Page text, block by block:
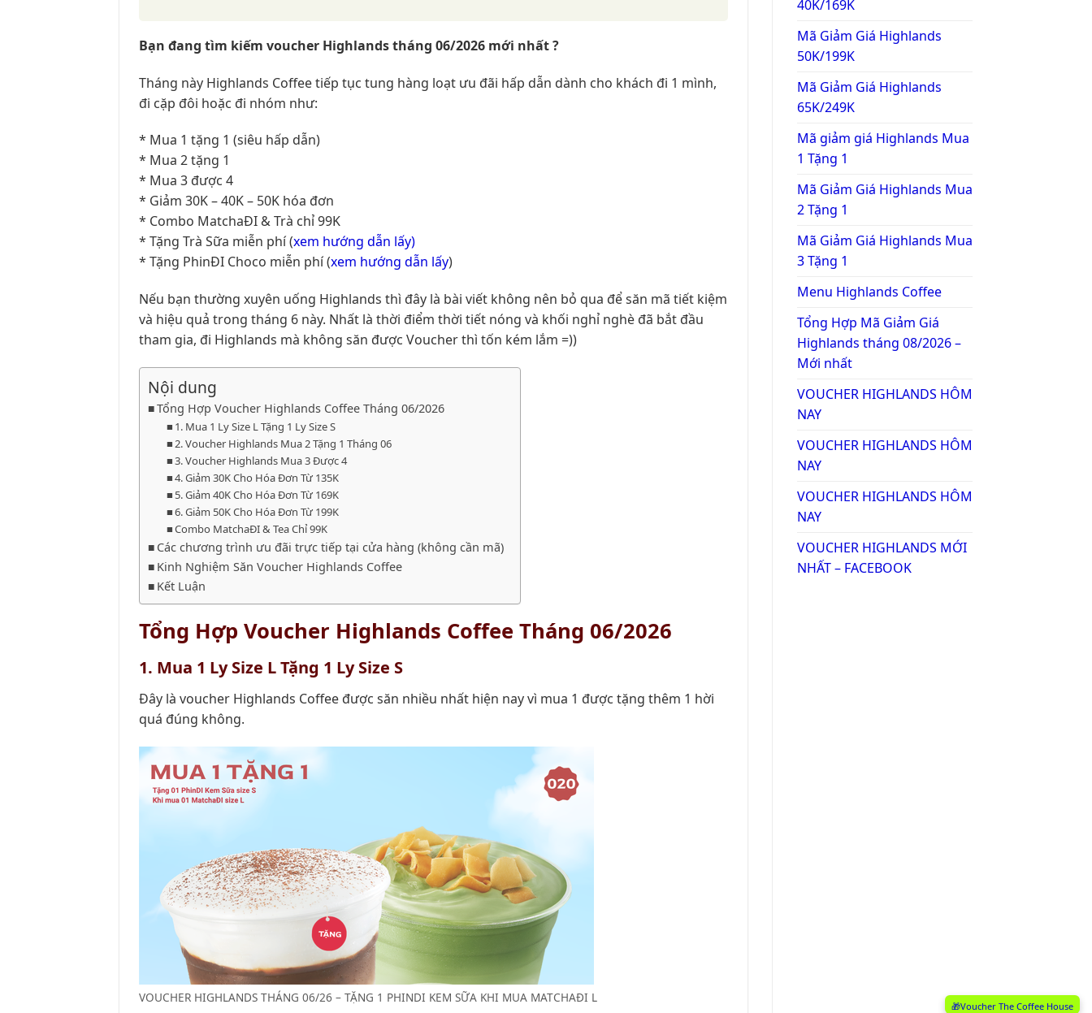
Bạn đang tìm kiếm voucher Highlands tháng 06/2026 mới nhất ?
Tháng này Highlands Coffee tiếp tục tung hàng loạt ưu đãi hấp dẫn dành cho khách đi 1 mình,
đi cặp đôi hoặc đi nhóm như:
* Mua 1 tặng 1 (siêu hấp dẫn)
* Mua 2 tặng 1
* Mua 3 được 4
* Giảm 30K – 40K – 50K hóa đơn
* Combo MatchaĐI & Trà chỉ 99K
* Tặng Trà Sữa miễn phí (xem hướng dẫn lấy)
* Tặng PhinĐI Choco miễn phí (xem hướng dẫn lấy)
Nếu bạn thường xuyên uống Highlands thì đây là bài viết không nên bỏ qua để săn mã tiết kiệm
và hiệu quả trong tháng 6 này. Nhất là thời điểm thời tiết nóng và khối nghỉ nghè đã bắt đầu
tham gia, đi Highlands mà không săn được Voucher thì tốn kém lắm =))
Nội dung
Tổng Hợp Voucher Highlands Coffee Tháng 06/2026
1. Mua 1 Ly Size L Tặng 1 Ly Size S
2. Voucher Highlands Mua 2 Tặng 1 Tháng 06
3. Voucher Highlands Mua 3 Được 4
4. Giảm 30K Cho Hóa Đơn Từ 135K
5. Giảm 40K Cho Hóa Đơn Từ 169K
6. Giảm 50K Cho Hóa Đơn Từ 199K
Combo MatchaĐI & Tea Chỉ 99K
Các chương trình ưu đãi trực tiếp tại cửa hàng (không cần mã)
Kinh Nghiệm Săn Voucher Highlands Coffee
Kết Luận
Tổng Hợp Voucher Highlands Coffee Tháng 06/2026
1. Mua 1 Ly Size L Tặng 1 Ly Size S
Đây là voucher Highlands Coffee được săn nhiều nhất hiện nay vì mua 1 được tặng thêm 1 hời
quá đúng không.
VOUCHER HIGHLANDS THÁNG 06/26 – TẶNG 1 PHINDI KEM SỮA KHI MUA MATCHAĐI L
40K/169K
Mã Giảm Giá Highlands
50K/199K
Mã Giảm Giá Highlands
65K/249K
Mã giảm giá Highlands Mua
1 Tặng 1
Mã Giảm Giá Highlands Mua
2 Tặng 1
Mã Giảm Giá Highlands Mua
3 Tặng 1
Menu Highlands Coffee
Tổng Hợp Mã Giảm Giá
Highlands tháng 08/2026 –
Mới nhất
VOUCHER HIGHLANDS HÔM
NAY
VOUCHER HIGHLANDS HÔM
NAY
VOUCHER HIGHLANDS HÔM
NAY
VOUCHER HIGHLANDS MỚI
NHẤT – FACEBOOK
🎁Voucher The Coffee House